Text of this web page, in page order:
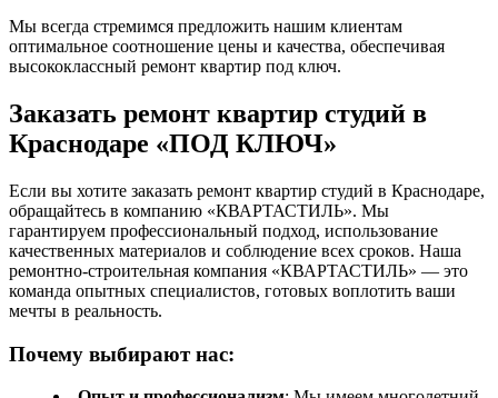
Мы всегда стремимся предложить нашим клиентам
оптимальное соотношение цены и качества, обеспечивая
высококлассный ремонт квартир под ключ.
Заказать ремонт квартир студий в
Краснодаре «ПОД КЛЮЧ»
Если вы хотите заказать ремонт квартир студий в Краснодаре,
обращайтесь в компанию «КВАРТАСТИЛЬ». Мы
гарантируем профессиональный подход, использование
качественных материалов и соблюдение всех сроков. Наша
ремонтно-строительная компания «КВАРТАСТИЛЬ» — это
команда опытных специалистов, готовых воплотить ваши
мечты в реальность.
Почему выбирают нас: